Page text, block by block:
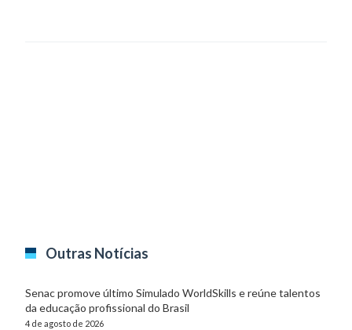
Outras Notícias
Senac promove último Simulado WorldSkills e reúne talentos
da educação profissional do Brasil
4 de agosto de 2026